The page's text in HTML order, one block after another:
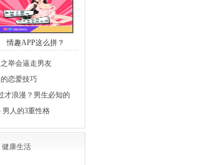
情趣APP这么拼？
举会逼走男友
恋爱技巧
才浪漫？男生必知的
男人的3重性格
健康生活